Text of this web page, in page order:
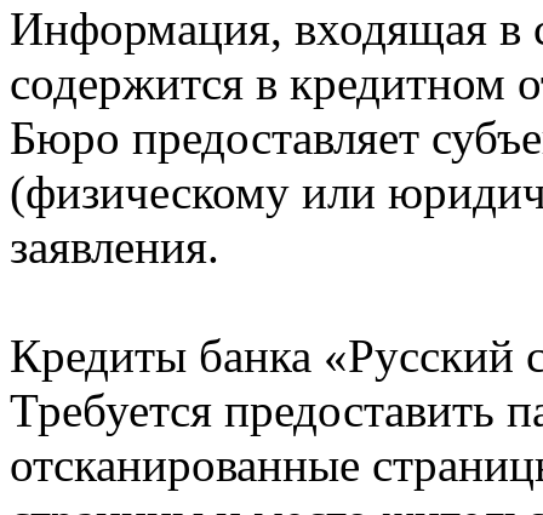
Информация, входящая в
содержится в кредитном
Бюро предоставляет
(физическому или
заявления.
Кредиты банка «Русский
Требуется предоставить
отсканированные